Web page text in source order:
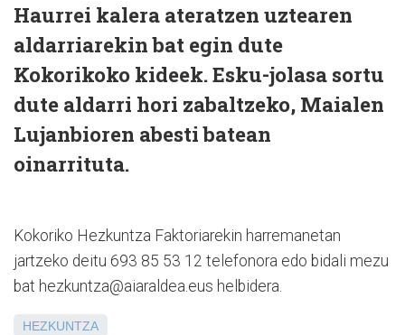
Haurrei kalera ateratzen uztearen
aldarriarekin bat egin dute
Kokorikoko kideek. Esku-jolasa sortu
dute aldarri hori zabaltzeko, Maialen
Lujanbioren abesti batean
oinarrituta.
Kokoriko Hezkuntza Faktoriarekin harremanetan
jartzeko deitu 693 85 53 12 telefonora edo bidali mezu
bat hezkuntza@aiaraldea.eus helbidera.
HEZKUNTZA